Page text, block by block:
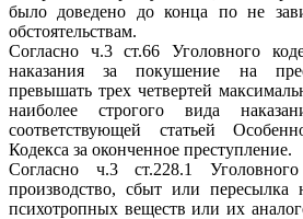
было доведено до конца по не
обстоятельствам.
Согласно ч.3 ст.66 Уголовного
наказания за покушение на
превышать трех четвертей
наиболее строгого вида
соответствующей статьей
Кодекса за оконченное преступление.
Согласно ч.3 ст.228.1
производство, сбыт или пересылка
психотропных веществ или их